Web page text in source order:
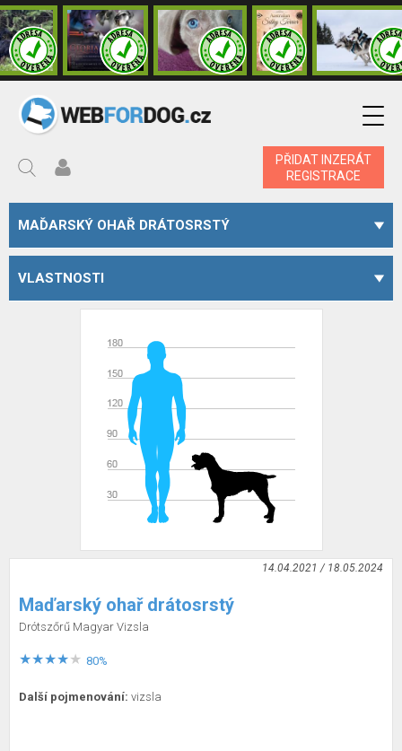
PŘIDAT INZERÁT
REGISTRACE
MAĎARSKÝ OHAŘ DRÁTOSRSTÝ
VLASTNOSTI
14.04.2021 / 18.05.2024
Maďarský ohař drátosrstý
Drótszőrű Magyar Vizsla
80%
Další pojmenování: vizsla